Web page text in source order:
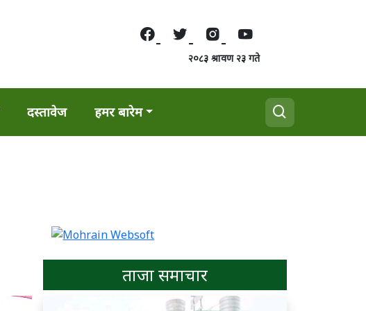
२०८३ श्रावण २३ गते
दस्तावेज हमर बारेम
ताजा समाचार